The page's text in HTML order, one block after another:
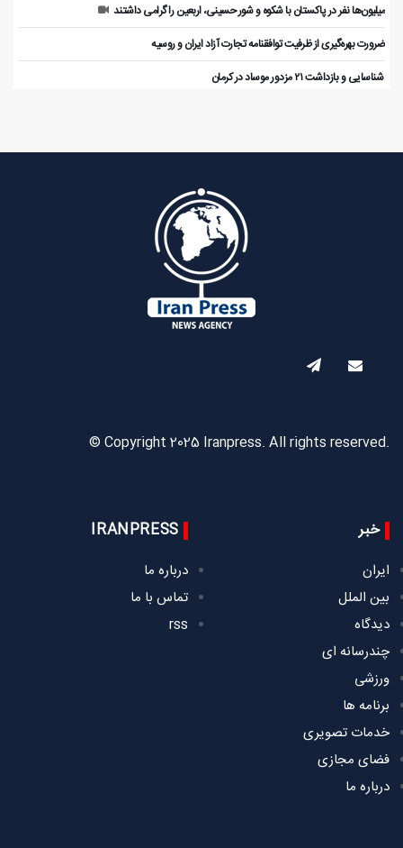
میلیون‌ها نفر در پاکستان با شکوه و شور حسینی، اربعین را گرامی داشتند
ضرورت بهره‌گیری از ظرفیت توافقنامه تجارت آزاد ایران و روسیه
️ شناسایی و بازداشت ۲۱ مزدور موساد در کرمان
© Copyright 2025 Iranpress. All rights reserved.
خبر
ایران
بین الملل
دیدگاه
چندرسانه ای
ورزشی
برنامه ها
خدمات تصویری
فضای مجازی
درباره ما
IRANPRESS
درباره ما
تماس با ما
rss